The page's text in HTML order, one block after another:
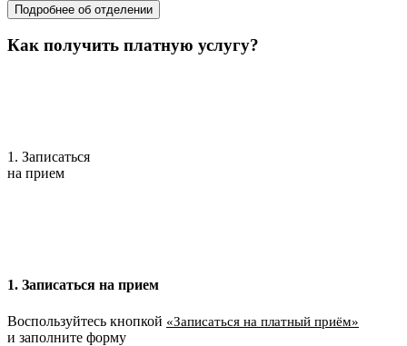
Подробнее об отделении
Как получить платную услугу?
1. Записаться
на прием
1. Записаться на прием
Воспользуйтесь кнопкой «Записаться на платный приём»
и заполните форму